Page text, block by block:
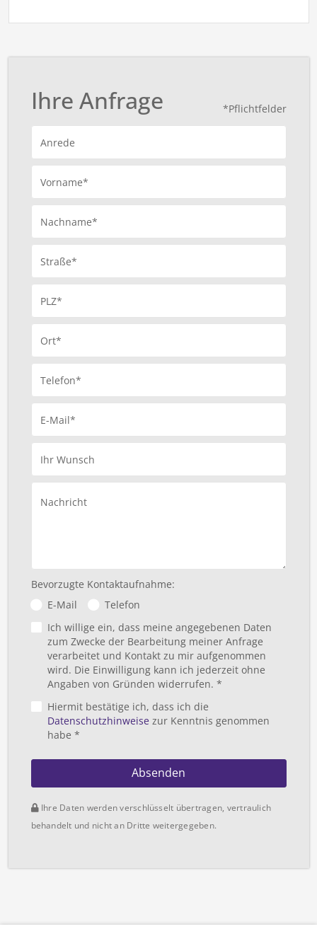
*Pflichtfelder
Ihre Anfrage
Anrede
Vorname*
Nachname*
Straße*
PLZ*
Ort*
Telefon*
E-Mail*
Ihr Wunsch
Nachricht
Bevorzugte Kontaktaufnahme:
E-Mail
Telefon
Ich willige ein, dass meine angegebenen Daten
zum Zwecke der Bearbeitung meiner Anfrage
verarbeitet und Kontakt zu mir aufgenommen
wird. Die Einwilligung kann ich jederzeit ohne
Angaben von Gründen widerrufen. *
Hiermit bestätige ich, dass ich die
Datenschutzhinweisezur Kenntnis genommen
habe *
Absenden
Ihre Daten werden verschlüsselt übertragen, vertraulich
behandelt und nicht an Dritte weitergegeben.